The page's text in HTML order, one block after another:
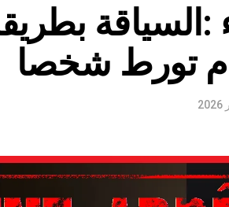
:السياقة
تورط شخصا